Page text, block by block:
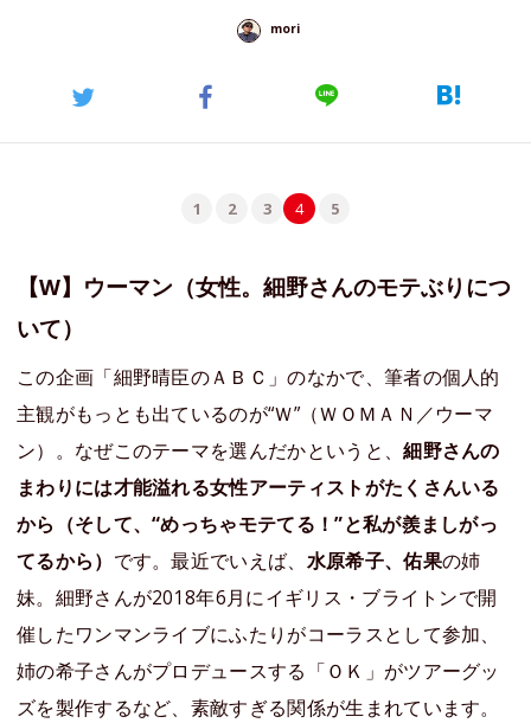
mori
1 2 3 4 5
【W】ウーマン（女性。細野さんのモテぶりにつ
いて）
この企画「細野晴臣のＡＢＣ」のなかで、筆者の個人的
主観がもっとも出ているのが“Ｗ”（ＷＯＭＡＮ／ウーマ
ン）。なぜこのテーマを選んだかというと、細野さんの
まわりには才能溢れる女性アーティストがたくさんいる
から（そして、“めっちゃモテてる！”と私が羨ましがっ
てるから） です。最近でいえば、 水原希子、佑果の姉
妹。細野さんが2018年6月にイギリス・ブライトンで開
催したワンマンライブにふたりがコーラスとして参加、
姉の希子さんがプロデュースする「ＯＫ」がツアーグッ
ズを製作するなど、素敵すぎる関係が生まれています。